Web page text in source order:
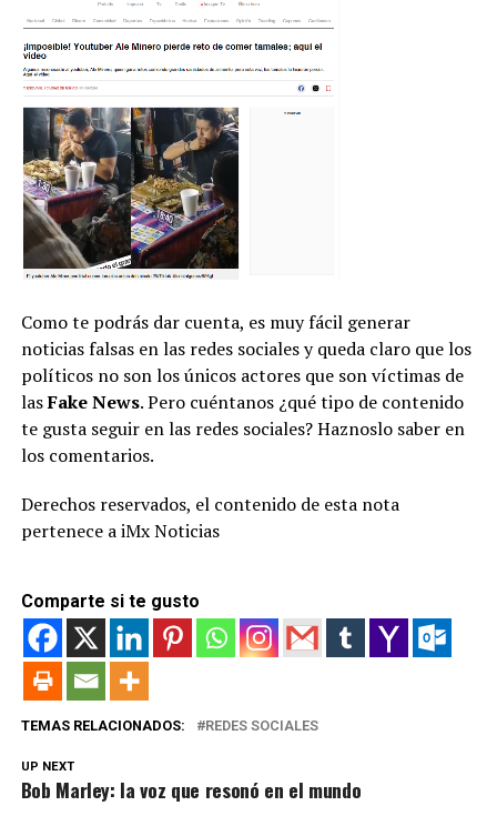
Como te podrás dar cuenta, es muy fácil generar
noticias falsas en las redes sociales y queda claro que los
políticos no son los únicos actores que son víctimas de
lasFake News. Pero cuéntanos ¿qué tipo de contenido
te gusta seguir en las redes sociales? Haznoslo saber en
los comentarios.
Derechos reservados, el contenido de esta nota
pertenece a iMx Noticias
Comparte si te gusto
TEMAS RELACIONADOS: REDES SOCIALES
UP NEXT
Bob Marley: la voz que resonó en el mundo